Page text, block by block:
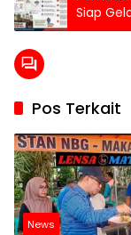
Siap
Evaluasi
Pos Terkait
News